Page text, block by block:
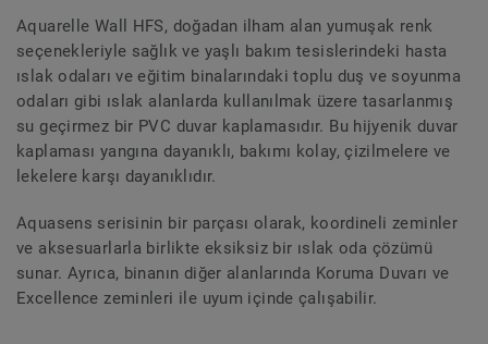
Aquarelle Wall HFS, doğadan ilham alan yumuşak renk
seçenekleriyle sağlık ve yaşlı bakım tesislerindeki hasta
ıslak odaları ve eğitim binalarındaki toplu duş ve soyunma
odaları gibi ıslak alanlarda kullanılmak üzere tasarlanmış
su geçirmez bir PVC duvar kaplamasıdır. Bu hijyenik duvar
kaplaması yangına dayanıklı, bakımı kolay, çizilmelere ve
lekelere karşı dayanıklıdır.
Aquasens serisinin bir parçası olarak, koordineli zeminler
ve aksesuarlarla birlikte eksiksiz bir ıslak oda çözümü
sunar. Ayrıca, binanın diğer alanlarında Koruma Duvarı ve
Excellence zeminleri ile uyum içinde çalışabilir.